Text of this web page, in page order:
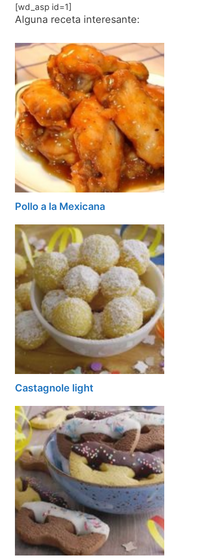
[wd_asp id=1]
Alguna receta interesante:
Pollo a la Mexicana
Castagnole light